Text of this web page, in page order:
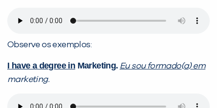
Observe os exemplos:
I have a degree in Marketing. Eu sou formado(a) em
marketing.